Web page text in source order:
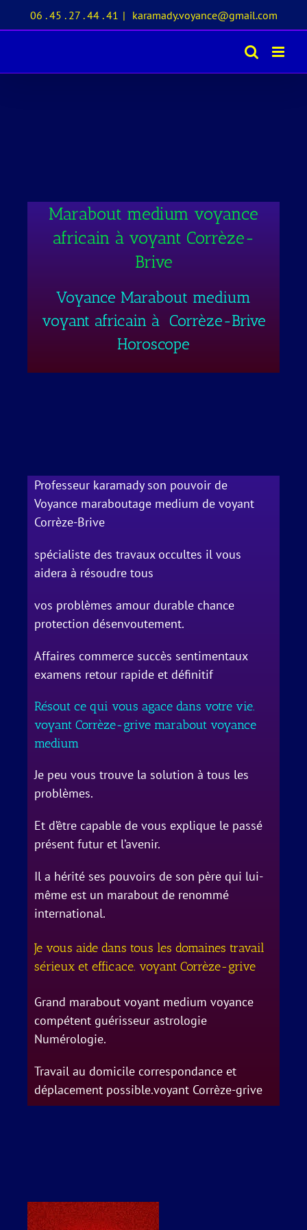
Passer
au
06 . 45 . 27 . 44 . 41 | karamady.voyance@gmail.com
Marabout medium voyance
africain à voyant Corrèze-
Brive
Voyance Marabout medium
voyant africain à Corrèze-Brive
Horoscope
Professeur karamady son pouvoir de
Voyance maraboutage medium de voyant
Corrèze-Brive
spécialiste des travaux occultes il vous
aidera à résoudre tous
vos problèmes amour durable chance
protection désenvoutement.
Affaires commerce succès sentimentaux
examens retour rapide et définitif
Résout ce qui vous agace dans votre vie.
voyant Corrèze-grive marabout voyance
medium
Je peu vous trouve la solution à tous les
problèmes.
Et d’être capable de vous explique le passé
présent futur et l’avenir.
Il a hérité ses pouvoirs de son père qui lui-
même est un marabout de renommé
international.
Je vous aide dans tous les domaines travail
sérieux et efficace. voyant Corrèze-grive
Grand marabout voyant medium voyance
compétent guérisseur astrologie
Numérologie.
Travail au domicile correspondance et
déplacement possible.voyant Corrèze-grive